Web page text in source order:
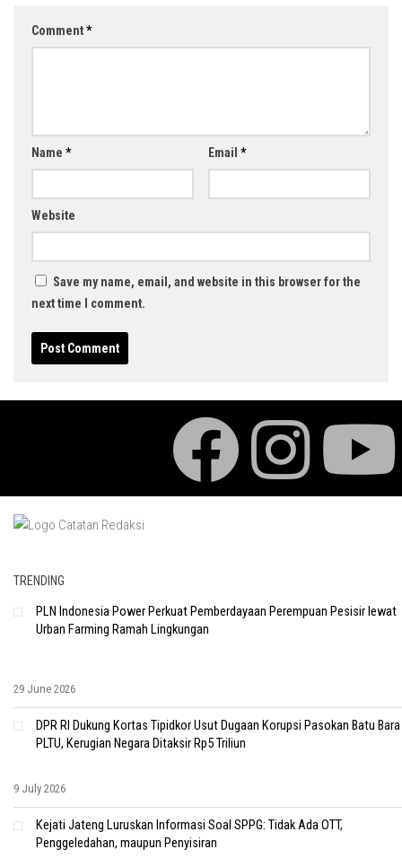
Comment*
Name * Email *
Website
Save my name, email, and website in this browser for the
next time I comment.
TRENDING
PLN Indonesia Power Perkuat Pemberdayaan Perempuan Pesisir lewat
Urban Farming Ramah Lingkungan
29 June 2026
DPR RI Dukung Kortas Tipidkor Usut Dugaan Korupsi Pasokan Batu Bara
PLTU, Kerugian Negara Ditaksir Rp5 Triliun
9 July 2026
Kejati Jateng Luruskan Informasi Soal SPPG: Tidak Ada OTT,
Penggeledahan, maupun Penyisiran